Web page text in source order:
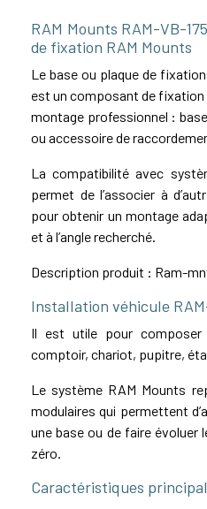
RAM Mounts RAM-VB-
de fixation RAM Mounts
Le base ou plaque de
est un composant de
montage professionnel :
ou accessoire de
La compatibilité avec
permet de l’associer à
pour obtenir un montage
et à l’angle recherché.
Description produit : Ram-
Installation véhicule
Il est utile pour composer
comptoir, chariot, pupitre,
Le système RAM Mounts
modulaires qui permettent
une base ou de faire évoluer
zéro.
Caractéristiques